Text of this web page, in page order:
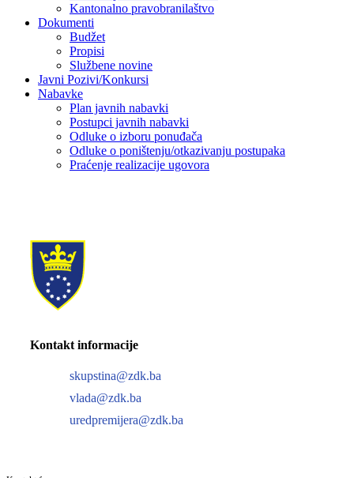
Kantonalno pravobranilaštvo
Dokumenti
Budžet
Propisi
Službene novine
Javni Pozivi/Konkursi
Nabavke
Plan javnih nabavki
Postupci javnih nabavki
Odluke o izboru ponuđača
Odluke o poništenju/otkazivanju postupaka
Praćenje realizacije ugovora
Kontakt informacije
skupstina@zdk.ba
vlada@zdk.ba
uredpremijera@zdk.ba